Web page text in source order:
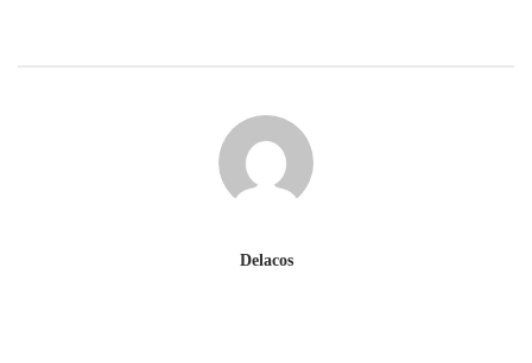
Delacos